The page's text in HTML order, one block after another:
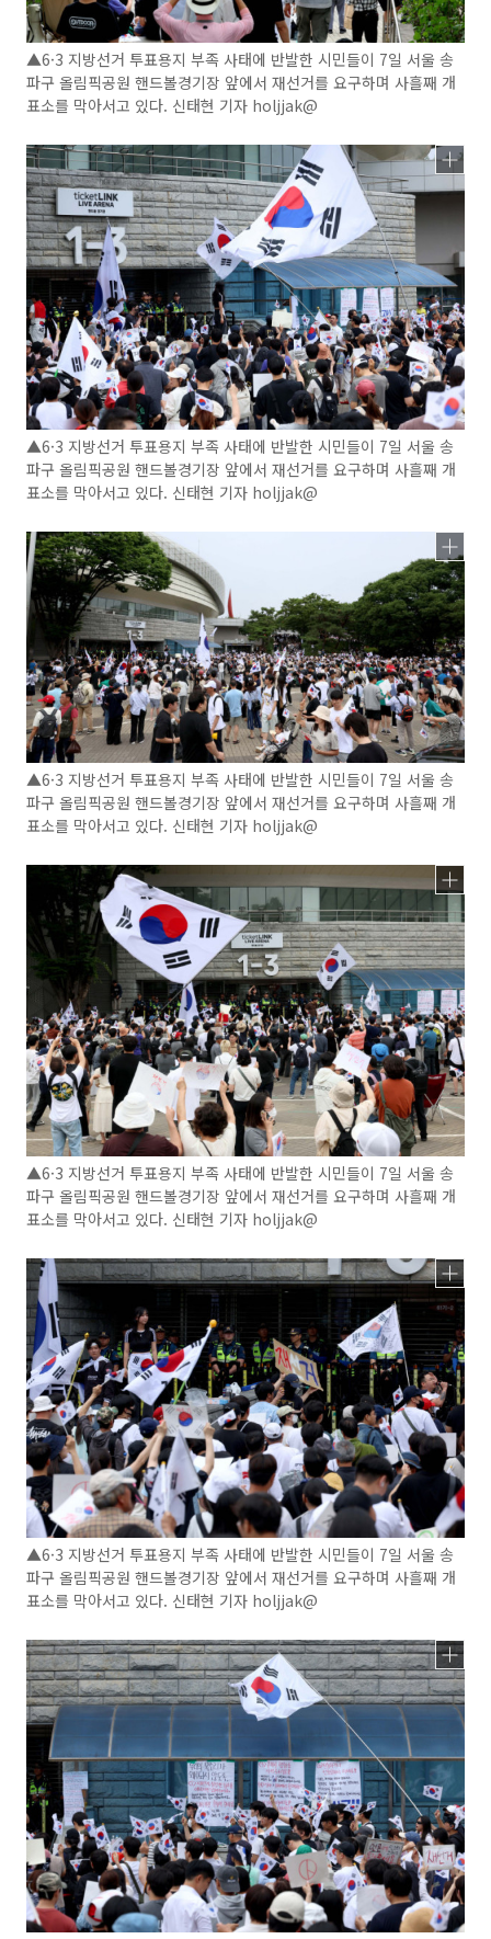
▲6·3 지방선거 투표용지 부족 사태에 반발한 시민들이 7일 서울 송
파구 올림픽공원 핸드볼경기장 앞에서 재선거를 요구하며 사흘째 개
표소를 막아서고 있다. 신태현 기자 holjjak@
▲6·3 지방선거 투표용지 부족 사태에 반발한 시민들이 7일 서울 송
파구 올림픽공원 핸드볼경기장 앞에서 재선거를 요구하며 사흘째 개
표소를 막아서고 있다. 신태현 기자 holjjak@
▲6·3 지방선거 투표용지 부족 사태에 반발한 시민들이 7일 서울 송
파구 올림픽공원 핸드볼경기장 앞에서 재선거를 요구하며 사흘째 개
표소를 막아서고 있다. 신태현 기자 holjjak@
▲6·3 지방선거 투표용지 부족 사태에 반발한 시민들이 7일 서울 송
파구 올림픽공원 핸드볼경기장 앞에서 재선거를 요구하며 사흘째 개
표소를 막아서고 있다. 신태현 기자 holjjak@
▲6·3 지방선거 투표용지 부족 사태에 반발한 시민들이 7일 서울 송
파구 올림픽공원 핸드볼경기장 앞에서 재선거를 요구하며 사흘째 개
표소를 막아서고 있다. 신태현 기자 holjjak@